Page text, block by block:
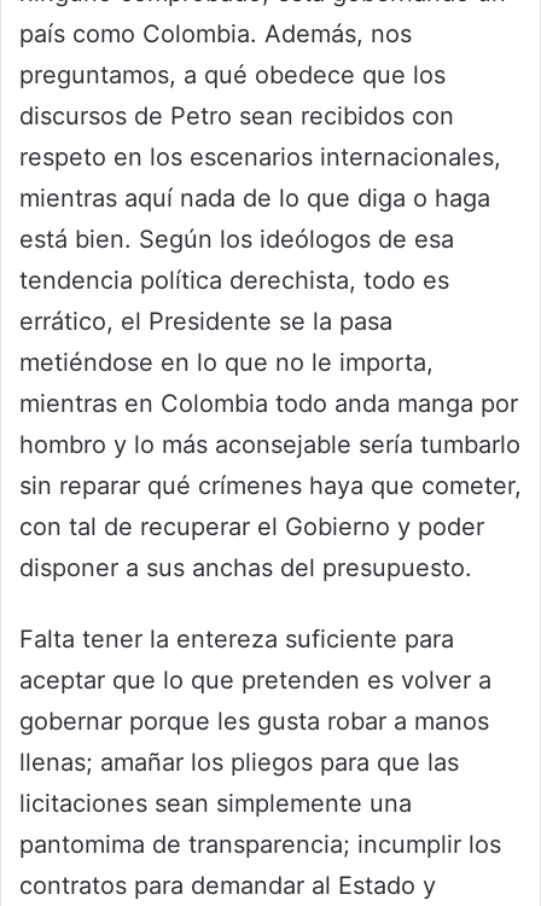
país como Colombia. Además, nos
preguntamos, a qué obedece que los
discursos de Petro sean recibidos con
respeto en los escenarios internacionales,
mientras aquí nada de lo que diga o haga
está bien. Según los ideólogos de esa
tendencia política derechista, todo es
errático, el Presidente se la pasa
metiéndose en lo que no le importa,
mientras en Colombia todo anda manga por
hombro y lo más aconsejable sería tumbarlo
sin reparar qué crímenes haya que cometer,
con tal de recuperar el Gobierno y poder
disponer a sus anchas del presupuesto.
Falta tener la entereza suficiente para
aceptar que lo que pretenden es volver a
gobernar porque les gusta robar a manos
llenas; amañar los pliegos para que las
licitaciones sean simplemente una
pantomima de transparencia; incumplir los
contratos para demandar al Estado y